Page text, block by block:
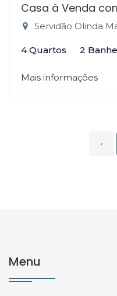
Casa à Venda
Servidão Olinda Maria
4 Quartos 2
Mais informações
‹
Menu